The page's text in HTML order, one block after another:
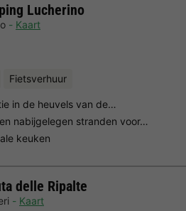
Lucherino
Kaart
Fietsverhuur
in de heuvels van de…
nabijgelegen stranden voor…
keuken
delle Ripalte
Kaart